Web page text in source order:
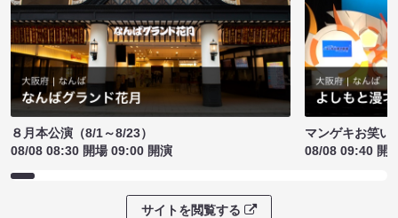
８月本公演（8/1～8/23）
08/08 08:30 開場 09:00 開演
マンゲキお笑い
08/08 09:40 開
サイトを閲覧する